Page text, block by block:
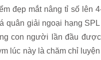
đẹp mắt nâng tỉ số lên
quân giải ngoại hạng
con người lần đầu
lúc này là chăm chỉ